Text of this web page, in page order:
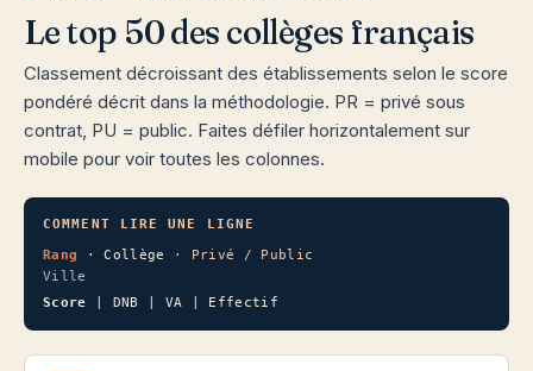
Le top 50 des collèges français
Classement décroissant des établissements selon le score
pondéré décrit dans la méthodologie. PR = privé sous
contrat, PU = public. Faites défiler horizontalement sur
mobile pour voir toutes les colonnes.
COMMENT LIRE UNE LIGNE
Rang
· Collège
· Privé / Public
Ville
Score | DNB | VA | Effectif